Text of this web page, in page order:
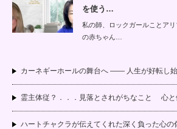
を使う…
私の師、ロックガールことア
の赤ちゃん…
カーネギーホールの舞台へ —— 人生が好転し
霊主体従？．．．見落とされがちなこと 心と
ハートチャクラが伝えてくれた深く負った心の